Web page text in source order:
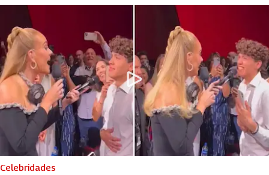
Celebridades